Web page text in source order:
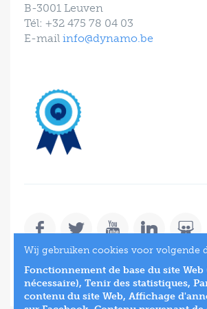
B-3001 Leuven
Tél: +32 475 78 04 03
E-mail info@dynamo.be
Wij gebruiken cookies voor volgende
Fonctionnement de base du site
nécessaire), Tenir des statistiques,
contenu du site Web, Affichage